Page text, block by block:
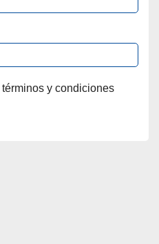
términos y condiciones